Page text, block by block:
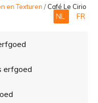
en Texturen / Café Le Cirio
NL FR
erfgoed